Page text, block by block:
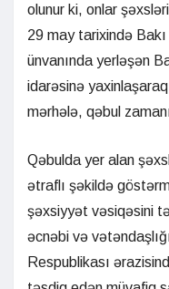
olunur ki, onlar
29 may tarixində
ünvanında yerləşən
idarəsinə
mərhələ, qəbul
Qəbulda yer alan
ətraflı şəkildə
şəxsiyyət vəsiqəsini
əcnəbi və
Respublikası